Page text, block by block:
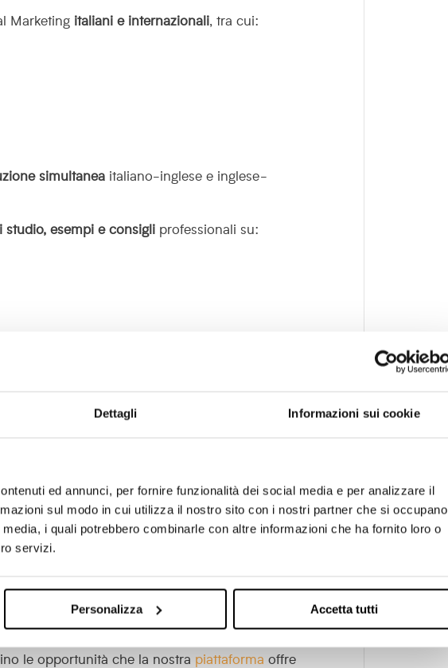
Dettagli Informazioni sui cookie
ed annunci, per fornire funzionalità dei social media e per analizzare il
sul modo in cui utilizza il nostro sito con i nostri partner che si occupano
i quali potrebbero combinarle con altre informazioni che ha fornito loro o
servizi.
Personalizza Accetta tutti
Marketing italiani e internazionali, tra cui:
simultanea italiano-inglese e inglese-
studio, esempi e consigli professionali su:
speech dei relatori dell’MBSummit verteranno
duemasterclass di approfondimento tecnico
Optimization.
apprendere
5 consigli per il 2023
di
le opportunità che la nostra piattaforma offre